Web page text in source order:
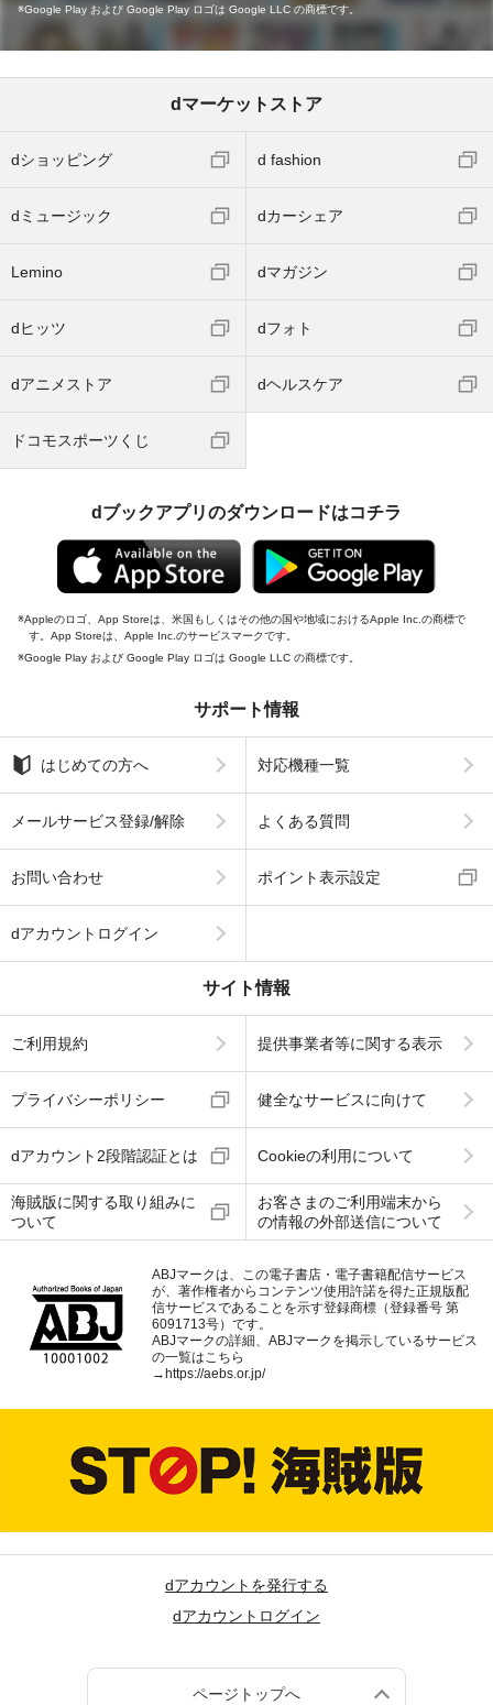
Google Play および Google Play ロゴは Google LLC の商標です。
dマーケットストア
dショッピング d fashion
dミュージック dカーシェア
Lemino dマガジン
dヒッツ dフォト
dアニメストア dヘルスケア
ドコモスポーツくじ
dブックアプリのダウンロードはコチラ
Appleのロゴ、App Storeは、米国もしくはその他の国や地域におけるApple Inc.の商標で
す。App Storeは、Apple Inc.のサービスマークです。
Google Play および Google Play ロゴは Google LLC の商標です。
サポート情報
はじめての方へ 対応機種一覧
メールサービス登録/解除 よくある質問
お問い合わせ ポイント表示設定
dアカウントログイン
サイト情報
ご利用規約 提供事業者等に関する表示
プライバシーポリシー 健全なサービスに向けて
dアカウント2段階認証とは Cookieの利用について
海賊版に関する取り組みに
ついて
お客さまのご利用端末から
の情報の外部送信について
ABJマークは、この電子書店・電子書籍配信サービス
が、著作権者からコンテンツ使用許諾を得た正規版配
信サービスであることを示す登録商標（登録番号 第
6091713号）です。
ABJマークの詳細、ABJマークを掲示しているサービス
の一覧はこちら
→ https://aebs.or.jp/
dアカウントを発行する
dアカウントログイン
ページトップへ